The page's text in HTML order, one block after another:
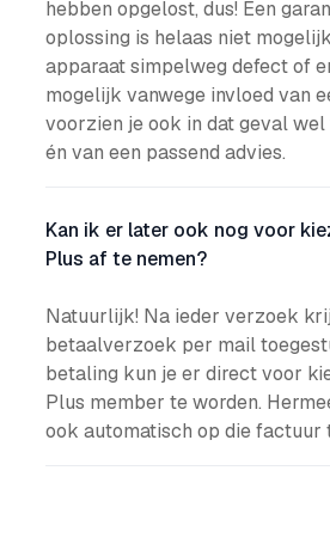
hebben opgelost, dus! Een
oplossing is helaas niet
apparaat simpelweg defect of
mogelijk vanwege invloed van
voorzien je ook in dat geval
én van een passend advies.
Kan ik er later ook nog voor
Plus af te nemen?
Natuurlijk! Na ieder verzoek
betaalverzoek per mail
betaling kun je er direct voor
Plus member te worden.
ook automatisch op die factuur